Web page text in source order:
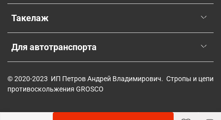
Такелаж
Для автотранспорта
© 2020-2023 ИП Петров Андрей Владимирович. Стропы и цепи
противоскольжения GROSCO